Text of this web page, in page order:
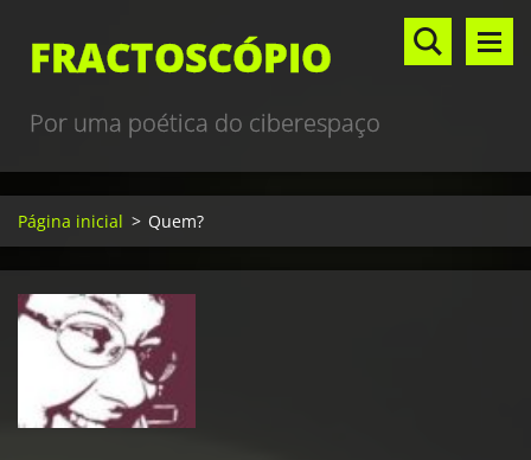
FRACTOSCÓPIO
Por uma poética do ciberespaço
Página inicial > Quem?